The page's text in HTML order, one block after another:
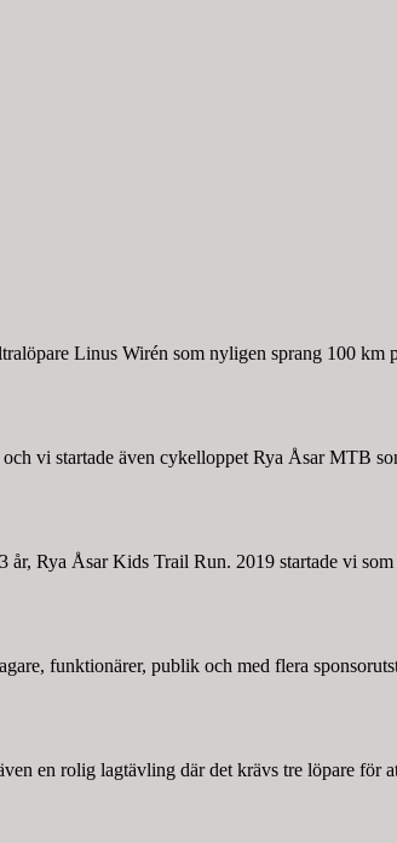
Linus Wirén som nyligen sprang 100
vi startade även cykelloppet Rya Åsar MTB
år, Rya Åsar Kids Trail Run. 2019 startade vi
funktionärer, publik och med flera
en rolig lagtävling där det krävs tre löpare för